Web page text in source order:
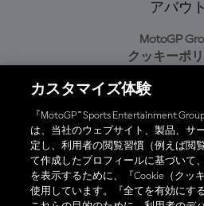
アバウト
MotoGP
クッキーポ
プライバシーポ
購入ポリシ
オフィシャル
カスタマイズ体験
『MotoGP™ Sports Entertainment
は、当社のウェブサイト、製品、サ
定し、利用者の閲覧習慣（例えば閲
て作成したプロフィールに基づいて
を表示するために、『Cookie（クッ
使用しています。『全てを有効にす